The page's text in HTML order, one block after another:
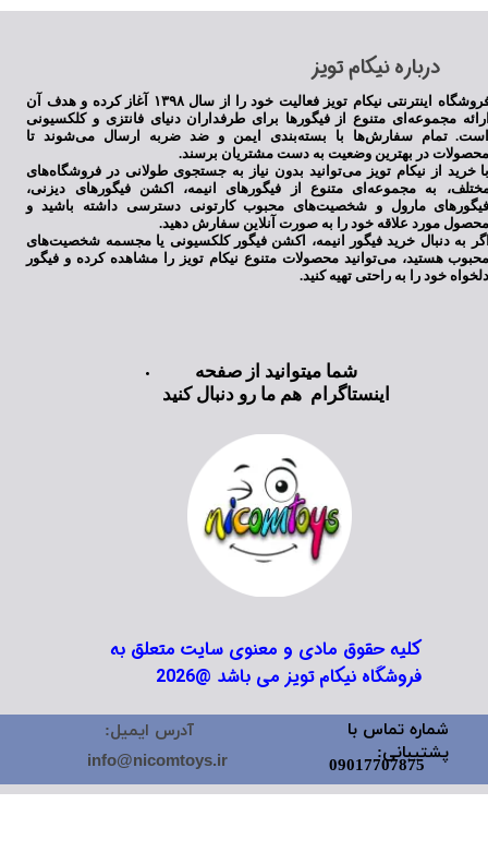
​درباره نیکام تویز
فروشگاه اینترنتی نیکام تویز فعالیت خود را از سال ۱۳۹۸ آغاز کرده و هدف آن
مجموعه‌ای متنوع از فیگورها برای طرفداران دنیای فانتزی و کلکسیونی
تمام سفارش‌ها با بسته‌بندی ایمن و ضد ضربه ارسال می‌شوند تا
در بهترین وضعیت به دست مشتریان برسند.
خرید از نیکام تویز می‌توانید بدون نیاز به جستجوی طولانی در فروشگاه‌های
به مجموعه‌ای متنوع از فیگورهای انیمه، اکشن فیگورهای دیزنی،
مارول و شخصیت‌های محبوب کارتونی دسترسی داشته باشید و
مورد علاقه خود را به صورت آنلاین سفارش دهید.
به دنبال خرید فیگور انیمه، اکشن فیگور کلکسیونی یا مجسمه شخصیت‌های
هستید، می‌توانید محصولات متنوع نیکام تویز را مشاهده کرده و فیگور
خود را به راحتی تهیه کنید.
کلیه حقوق مادی و معنوی سایت متعلق به
فروشگاه نیکام تویز می باشد @2026
شما میتوانید از صفحه
اینستاگرام هم ما رو دنبال کنید
شماره تماس با
پشتیبانی:
09017707875
آدرس ایمیل:
info@nicomtoys.ir